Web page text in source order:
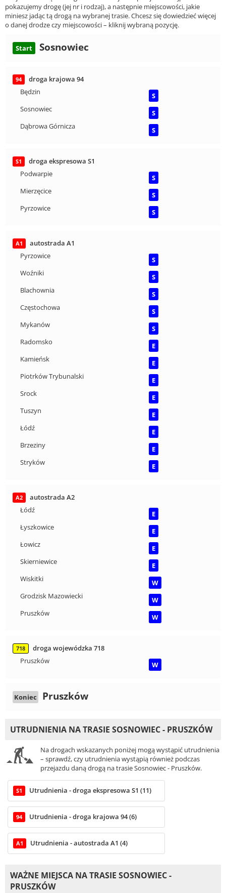
pokazujemy drogę (jej nr i rodzaj), a następnie miejscowości, jakie
miniesz jadąc tą drogą na wybranej trasie. Chcesz się dowiedzieć więcej
o danej drodze czy miejscowości – kliknij wybraną pozycję.
Start Sosnowiec
94
droga krajowa 94
Będzin
S
Sosnowiec
S
Dąbrowa Górnicza
S
S1
droga ekspresowa S1
Podwarpie
S
Mierzęcice
S
Pyrzowice
S
A1
autostrada A1
Pyrzowice
S
Woźniki
S
Blachownia
S
Częstochowa
S
Mykanów
S
Radomsko
E
Kamieńsk
E
Piotrków Trybunalski
E
Srock
E
Tuszyn
E
Łódź
E
Brzeziny
E
Stryków
E
A2
autostrada A2
Łódź
E
Łyszkowice
E
Łowicz
E
Skierniewice
E
Wiskitki
W
Grodzisk Mazowiecki
W
Pruszków
W
718
droga wojewódzka 718
Pruszków
W
Koniec Pruszków
UTRUDNIENIA NA TRASIE SOSNOWIEC - PRUSZKÓW
Na drogach wskazanych poniżej mogą wystąpić utrudnienia
– sprawdź, czy utrudnienia wystąpią również podczas
przejazdu daną drogą na trasie Sosnowiec - Pruszków.
S1 Utrudnienia - droga ekspresowa S1 (11)
94 Utrudnienia - droga krajowa 94 (6)
A1 Utrudnienia - autostrada A1 (4)
WAŻNE MIEJSCA NA TRASIE SOSNOWIEC -
PRUSZKÓW